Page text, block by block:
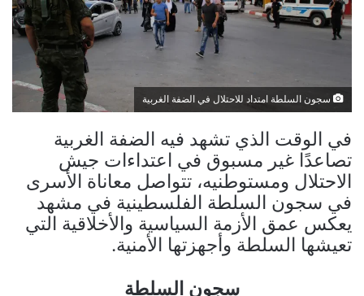
سجون السلطة امتداد للاحتلال في الضفة الغربية
في الوقت الذي تشهد فيه الضفة الغربية
تصاعدًا غير مسبوق في اعتداءات جيش
الاحتلال ومستوطنيه، تتواصل معاناة الأسرى
في سجون السلطة الفلسطينية في مشهد
يعكس عمق الأزمة السياسية والأخلاقية التي
تعيشها السلطة وأجهزتها الأمنية.
سجون السلطة